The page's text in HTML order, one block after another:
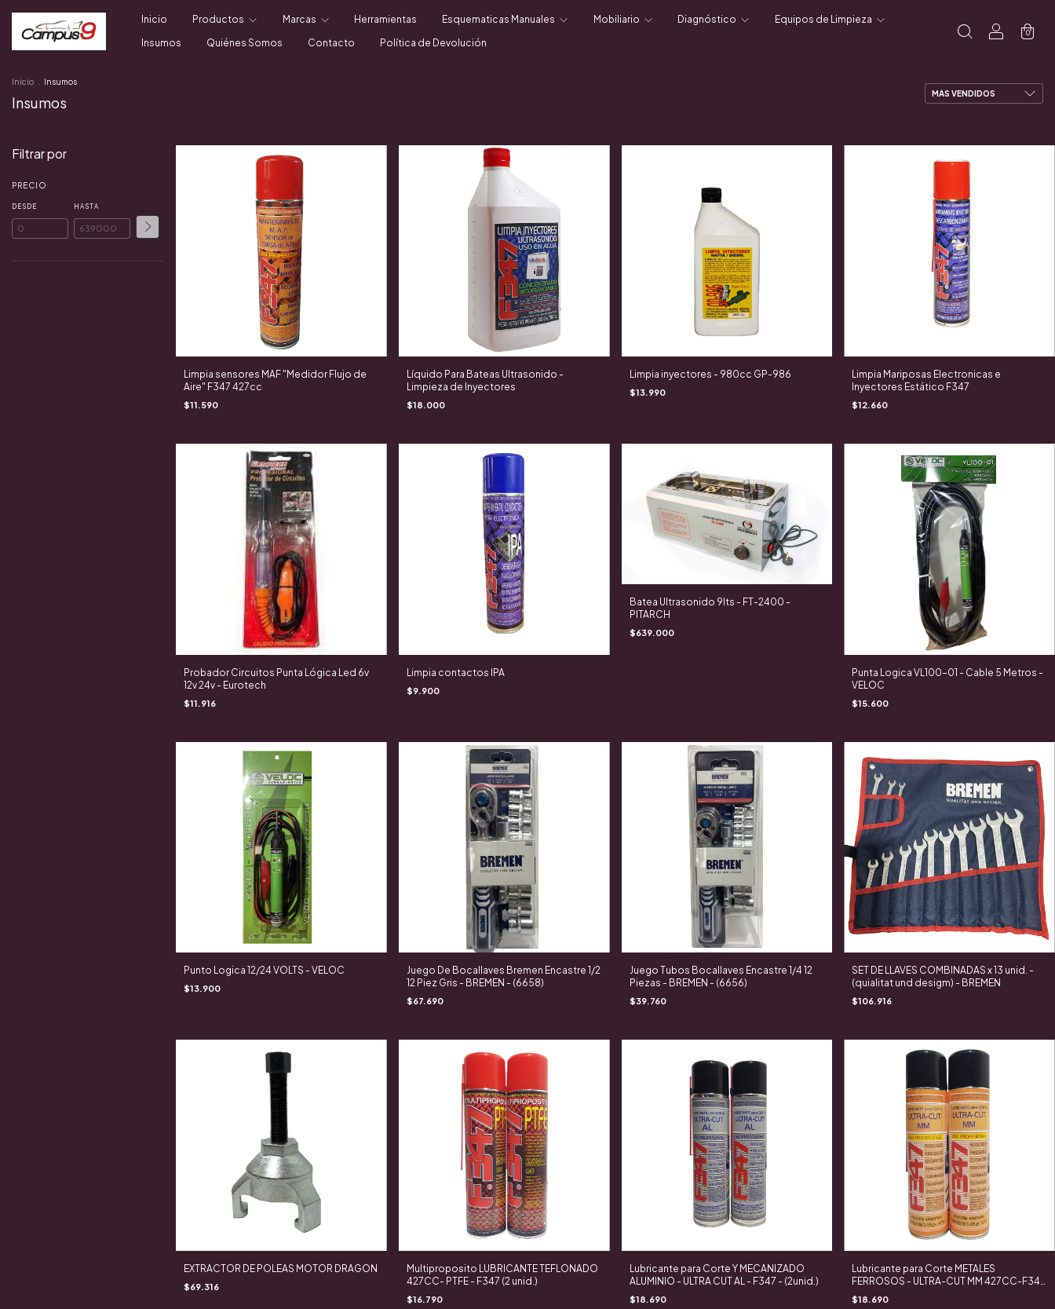
Inicio Productos Marcas Herramientas Esquematicas Manuales Mobiliario Diagnóstico
Equipos de Limpieza
Insumos
Quiénes Somos Contacto Política de Devolución
0
Inicio Insumos
Insumos
Filtrar por
PRECIO
DESDE HASTA
Limpia sensores MAF "Medidor Flujo de
Aire" F347 427cc
$11.590
Líquido Para Bateas Ultrasonido -
Limpieza de Inyectores
$18.000
Limpia inyectores - 980cc GP-986
$13.990
Limpia Mariposas Electronicas e
Inyectores Estático F347
$12.660
Probador Circuitos Punta Lógica Led 6v
12v 24v - Eurotech
$11.916
Limpia contactos IPA
$9.900
Batea Ultrasonido 9lts - FT-2400 -
PITARCH
$639.000
Punta Logica VL100-01 - Cable 5 Metros -
VELOC
$15.600
Punto Logica 12/24 VOLTS - VELOC
$13.900
Juego De Bocallaves Bremen Encastre 1/2
12 Piez Gris - BREMEN - (6658)
$67.690
Juego Tubos Bocallaves Encastre 1/4 12
Piezas - BREMEN - (6656)
$39.760
SET DE LLAVES COMBINADAS x 13 unid. -
(quialitat und desigm) - BREMEN
$106.916
EXTRACTOR DE POLEAS MOTOR DRAGON
$69.316
Multiproposito LUBRICANTE TEFLONADO
427CC- PTFE - F347 (2 unid.)
$16.790
Lubricante para Corte Y MECANIZADO
ALUMINIO - ULTRA CUT AL - F347 - (2unid.)
$18.690
Lubricante para Corte METALES
FERROSOS - ULTRA-CUT MM 427CC-F347
- (X2 unid.)
$18.690